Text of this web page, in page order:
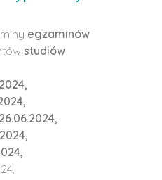
egzaminów
studiów